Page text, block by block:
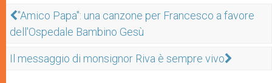
"Amico Papa": una canzone per Francesco a favore
dell'Ospedale Bambino Gesù
Il messaggio di monsignor Riva è sempre vivo